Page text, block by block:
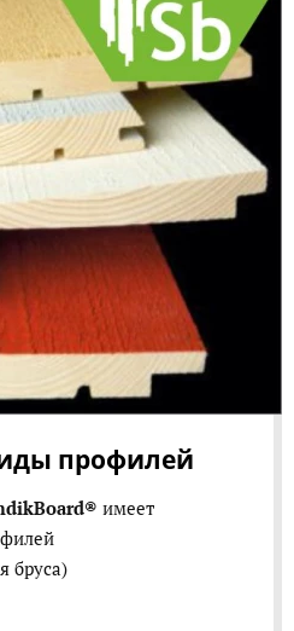
профилей
имеет
бруса)